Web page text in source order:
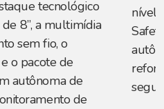
tecnológico
8”, a multimídia
sem fio, o
o pacote de
autônoma de
de
nível